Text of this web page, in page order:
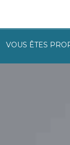
VOUS ÊTES